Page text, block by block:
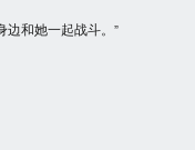
和她一起战斗。”